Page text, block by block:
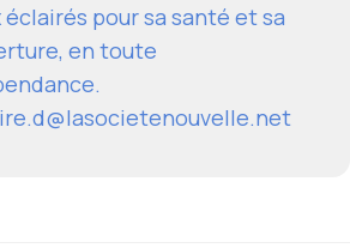
pour sa santé et sa
en toute